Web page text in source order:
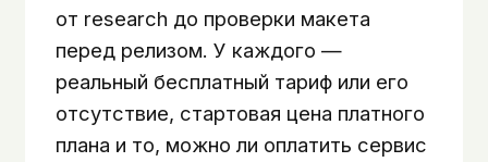
от research до проверки макета
перед релизом. У каждого —
реальный бесплатный тариф или его
отсутствие, стартовая цена платного
плана и то, можно ли оплатить сервис